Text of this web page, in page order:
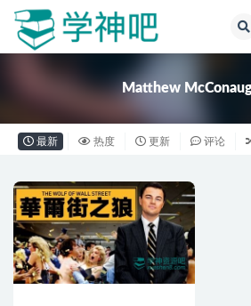
Matthew
最新 热度 更新 评论